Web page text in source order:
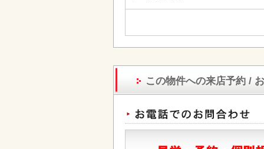
この物件への来店予約 /